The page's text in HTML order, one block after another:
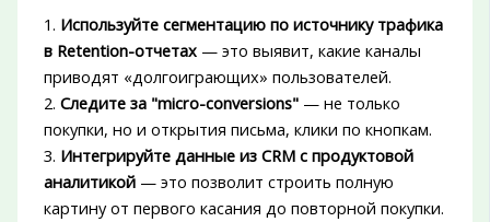
1. Используйте сегментацию по источнику трафика
в Retention-отчетах— это выявит, какие каналы
приводят «долгоиграющих» пользователей.
2. Следите за "micro-conversions"— не только
покупки, но и открытия письма, клики по кнопкам.
3. Интегрируйте данные из CRM с продуктовой
аналитикой— это позволит строить полную
картину от первого касания до повторной покупки.